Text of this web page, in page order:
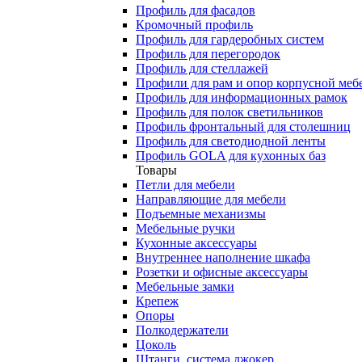
Профиль для фасадов
Кромочный профиль
Профиль для гардеробных систем
Профиль для перегородок
Профиль для стеллажей
Профили для рам и опор корпусной
Профиль для информационных рамок
Профиль для полок светильников
Профиль фронтальный для столешниц
Профиль для светодиодной ленты
Профиль GOLA для кухонных баз
Товары
Петли для мебели
Направляющие для мебели
Подъемные механизмы
Мебельные ручки
Кухонные аксессуары
Внутреннее наполнение шкафа
Розетки и офисные аксессуары
Мебельные замки
Крепеж
Опоры
Полкодержатели
Цоколь
Штанги, система джокер